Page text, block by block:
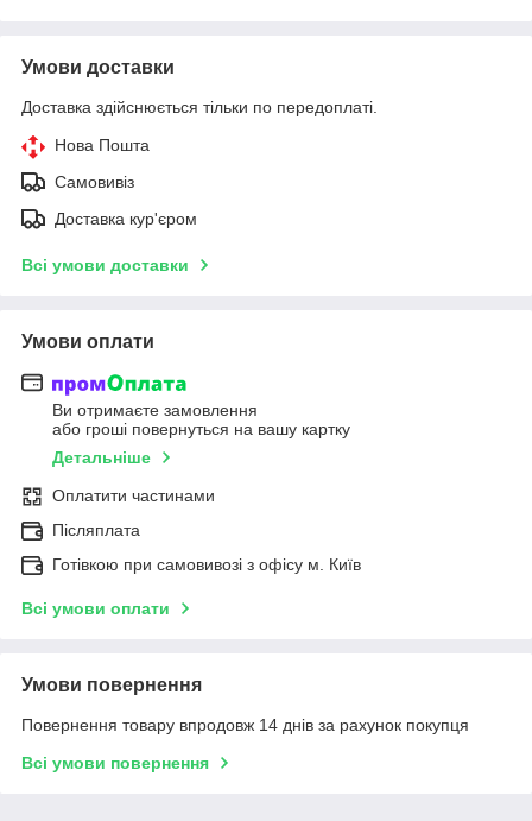
Умови доставки
Доставка здійснюється тільки по передоплаті.
Нова Пошта
Самовивіз
Доставка кур'єром
Всі умови доставки
Умови оплати
Ви отримаєте замовлення
або гроші повернуться на вашу картку
Детальніше
Оплатити частинами
Післяплата
Готівкою при самовивозі з офісу м. Київ
Всі умови оплати
Умови повернення
Повернення товару впродовж 14 днів за рахунок покупця
Всі умови повернення